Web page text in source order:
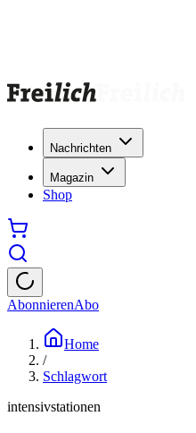
Nachrichten
Magazin
Shop
AbonnierenAbo
Home
/
Schlagwort
intensivstationen